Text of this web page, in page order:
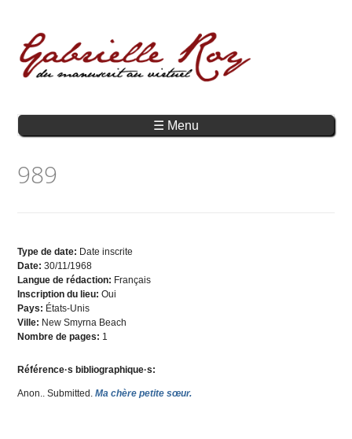
☰ Menu
989
Type de date: Date inscrite
Date:30/11/1968
Langue de rédaction: Français
Inscription du lieu:Oui
Pays: États-Unis
Ville: New Smyrna Beach
Nombre de pages: 1
Référence·s bibliographique·s:
Anon.. Submitted.Ma chère petite sœur.